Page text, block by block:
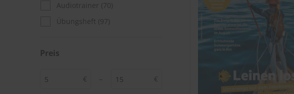
Audiotrainer (70)
Übungsheft (97)
Preis
€ – €